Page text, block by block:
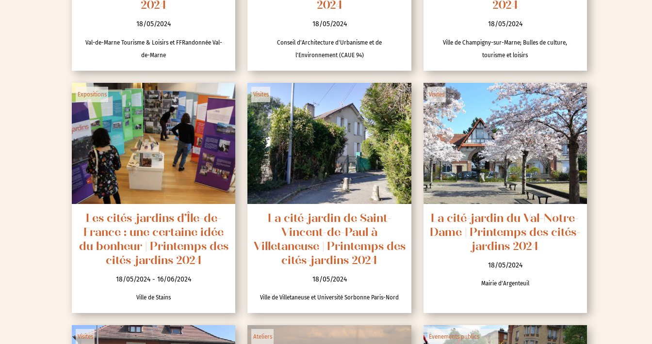
Animations / Jeune public
Ateliers
2024
18/05/2024
Val-de-Marne Tourisme & Loisirs et FFRandonnée Val-
de-Marne
2024
18/05/2024
Conseil d'Architecture d'Urbanisme et de
l'Environnement (CAUE 94)
2024
18/05/2024
Ville de Champigny-sur-Marne; Bulles de culture,
tourisme et loisirs
Expositions
Les cités-jardins d’Île-de-
France : une certaine idée
du bonheur | Printemps des
cités-jardins 2024
18/05/2024 - 16/06/2024
Ville de Stains
Visites
La cité-jardin de Saint-
Vincent-de-Paul à
Villetaneuse | Printemps des
cités-jardins 2024
18/05/2024
Ville de Villetaneuse et Université Sorbonne Paris-Nord
Visites
La cité-jardin du Val-Notre-
Dame | Printemps des cités-
jardins 2024
18/05/2024
Mairie d'Argenteuil
Visites Ateliers
Evenements publics